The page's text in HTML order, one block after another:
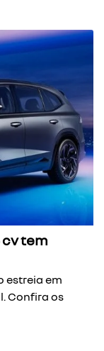
cv tem
estreia em
Confira os